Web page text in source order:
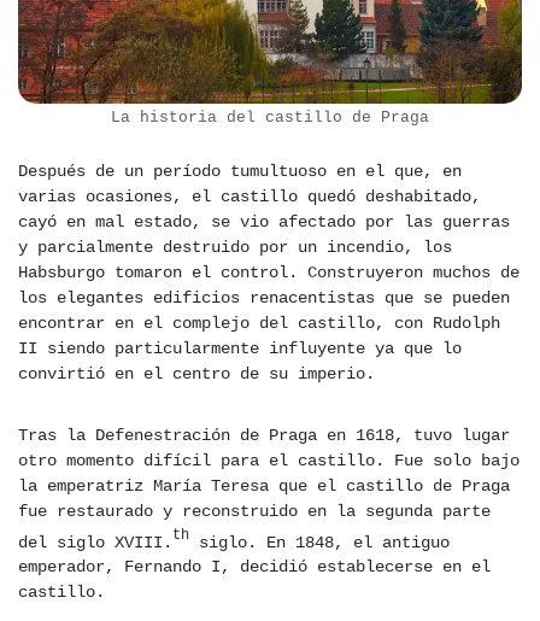
La historia del castillo de Praga
Después de un período tumultuoso en el que, en
varias ocasiones, el castillo quedó deshabitado,
cayó en mal estado, se vio afectado por las guerras
y parcialmente destruido por un incendio, los
Habsburgo tomaron el control. Construyeron muchos de
los elegantes edificios renacentistas que se pueden
encontrar en el complejo del castillo, con Rudolph
II siendo particularmente influyente ya que lo
convirtió en el centro de su imperio.
Tras la Defenestración de Praga en 1618, tuvo lugar
otro momento difícil para el castillo. Fue solo bajo
la emperatriz María Teresa que el castillo de Praga
fue restaurado y reconstruido en la segunda parte
del siglo XVIII. th siglo. En 1848, el antiguo
emperador, Fernando I, decidió establecerse en el
castillo.